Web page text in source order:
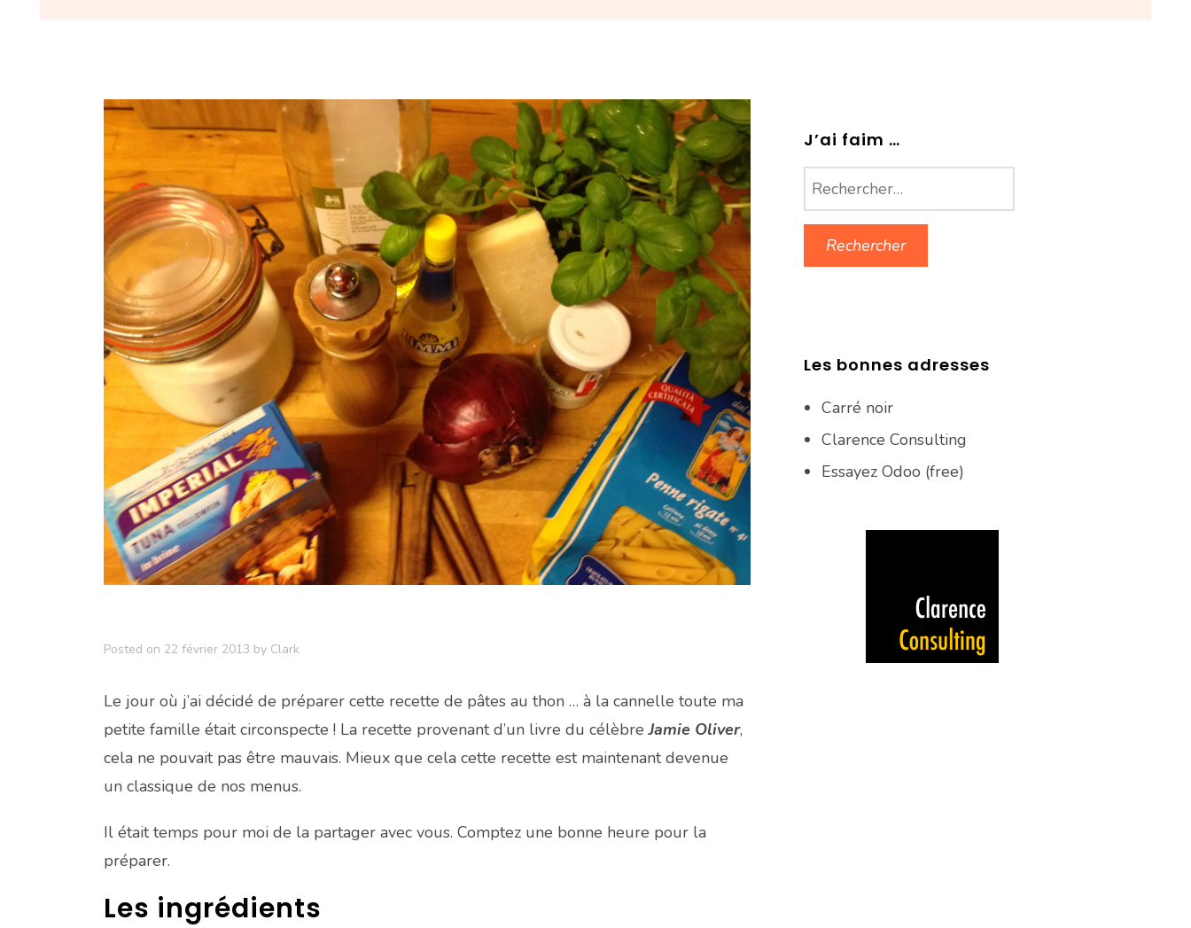
Posted on 22 février 2013 by Clark
Le jour où j’ai décidé de préparer cette recette de pâtes au thon … à la cannelle toute ma
petite famille était circonspecte ! La recette provenant d’un livre du célèbreJamie Oliver,
cela ne pouvait pas être mauvais. Mieux que cela cette recette est maintenant devenue
un classique de nos menus.
Il était temps pour moi de la partager avec vous. Comptez une bonne heure pour la
préparer.
Les ingrédients
J’ai faim …
Rechercher :
Les bonnes adresses
Carré noir
Clarence Consulting
Essayez Odoo (free)